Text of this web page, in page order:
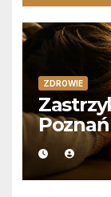
ZDROWIE
Poznań